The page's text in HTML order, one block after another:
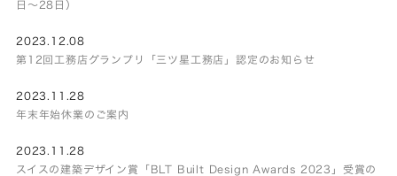
日～28日）
2023.12.08
第12回工務店グランプリ「三ツ星工務店」認定のお知らせ
2023.11.28
年末年始休業のご案内
2023.11.28
スイスの建築デザイン賞「BLT Built Design Awards 2023」受賞の